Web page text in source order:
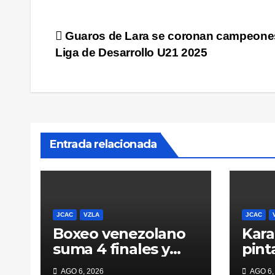
Navegación
de
entradas
Guaros de Lara se coronan
Liga de Desarrollo U21 2025
Entrada relacionada
JCAC VZLA
Boxeo venezolano
suma 4 finales y
cuatro pugilistas
AGO 6, 2026
JCAC
AGO